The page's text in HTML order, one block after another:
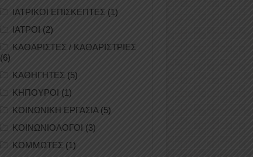
ΙΑΤΡΙΚΟΙ ΕΠΙΣΚΕΠΤΕΣ (1)
ΙΑΤΡΟΙ (2)
ΚΑΘΑΡΙΣΤΕΣ / ΚΑΘΑΡΙΣΤΡΙΕΣ
(6)
ΚΑΘΗΓΗΤΕΣ (5)
ΚΗΠΟΥΡΟΙ (1)
ΚΟΙΝΩΝΙΚΗ ΕΡΓΑΣΙΑ(5)
ΚΟΙΝΩΝΙΟΛΟΓΟΙ (3)
ΚΟΜΜΩΤΕΣ (1)